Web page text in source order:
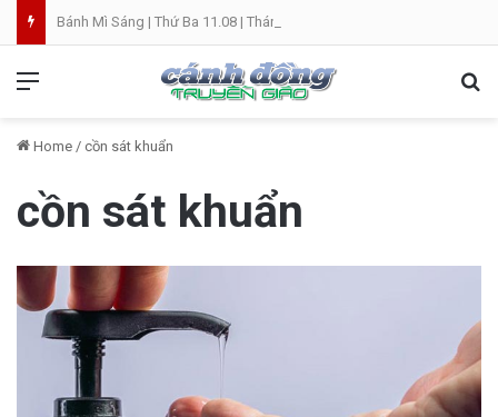
Bánh Mì Sáng | Thứ Ba 11.08 | Thánh Clara, trinh nữ
Home / cồn sát khuẩn
cồn sát khuẩn